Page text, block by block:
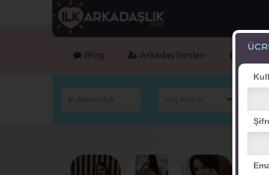
Blog Arkadaş İlanları